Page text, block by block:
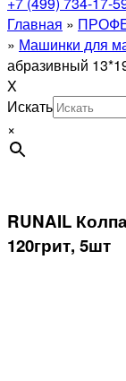
Главная »
» Машинки для
абразивный
X
Искать
×
RUNAIL
120грит, 5шт